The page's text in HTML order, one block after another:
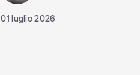
01 luglio 2026